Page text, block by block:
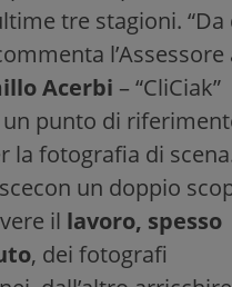
tre stagioni. “Da
l’Assessore
Acerbi – “CliCiak”
punto di
la fotografia di
un doppio
il lavoro, spesso
, dei fotografi